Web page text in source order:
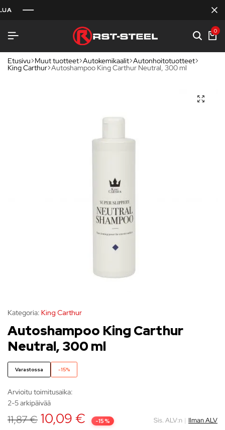
0
Etusivu Muut tuotteet Autokemikaalit Autonhoitotuotteet
King Carthur Autoshampoo King Carthur Neutral, 300 ml
Kategoria: King Carthur
Autoshampoo King Carthur
Neutral, 300 ml
Varastossa -15%
Arvioitu toimitusaika:
2-5 arkipäivää
11,87€ 10,09 € -15% Sis. ALV:n | Ilman ALV